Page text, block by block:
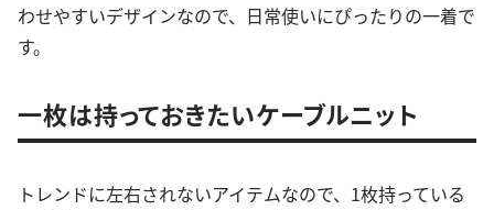
わせやすいデザインなので、日常使いにぴったりの一着で
す。
一枚は持っておきたいケーブルニット
トレンドに左右されないアイテムなので、1枚持っている